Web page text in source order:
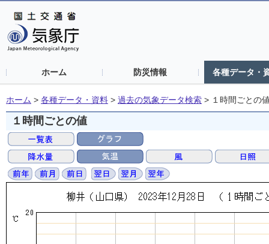
ホーム 防災情報 各種データ・
ホーム > 各種データ・資料 > 過去の気象データ検索 > １時間ごとの
１時間ごとの値